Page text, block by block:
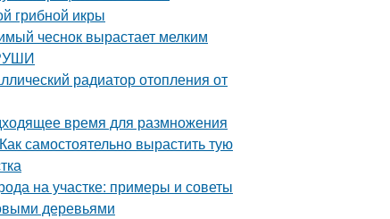
грибной икры
чеснок вырастает мелким
радиатор отопления от
время для размножения
самостоятельно вырастить тую
на участке: примеры и советы
деревьями